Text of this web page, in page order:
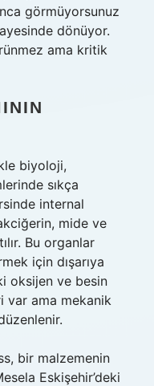
görmüyorsunuz
dönüyor.
ama kritik
biyoloji,
sıkça
internal
mide ve
Bu organlar
için dışarıya
oksijen ve besin
var ama mekanik
bir malzemenin
Eskişehir’deki